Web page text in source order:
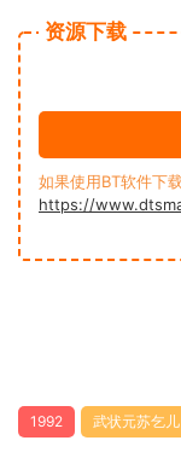
资源下载
如果使用BT软件下
https://
1992 武状元苏乞儿